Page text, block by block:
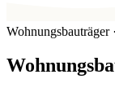
Wohnungsbauträger